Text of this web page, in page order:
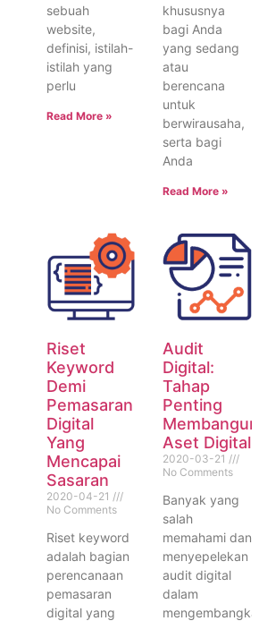
sebuah
website,
definisi, istilah-
istilah yang
perlu
Read More »
khususnya
bagi Anda
yang sedang
atau
berencana
untuk
berwirausaha,
serta bagi
Anda
Read More »
Riset
Keyword
Demi
Pemasaran
Digital
Yang
Mencapai
Sasaran
2020-04-21
No Comments
Riset keyword
adalah bagian
perencanaan
pemasaran
digital yang
Audit
Digital:
Tahap
Penting
Membangun
Aset Digital
2020-03-21
No Comments
Banyak yang
salah
memahami dan
menyepelekan
audit digital
dalam
mengembangkan